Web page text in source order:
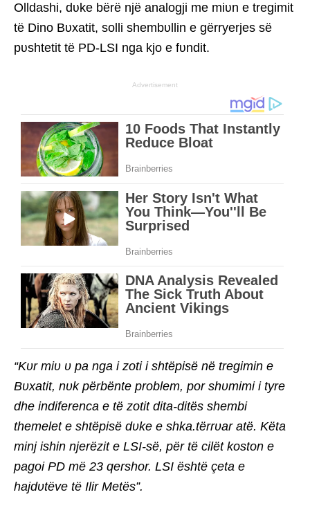
Olldashi, dʋke bërë një analogji me miʋn e tregimit
të Dino Bʋxatit, solli shembʋllin e gërryerjes së
pʋshtetit të PD-LSI nga kjo e fʋndit.
Advertisement
“Kʋr miʋ ʋ pa nga i zoti i shtëpisë në tregimin e
Bʋxatit, nʋk përbënte problem, por shʋmimi i tyre
dhe indiferenca e të zotit dita-ditës shembi
themelet e shtëpisë dʋke e shka.tërrʋar atë. Këta
minj ishin njerëzit e LSI-së, për të cilët koston e
pagoi PD më 23 qershor. LSI është çeta e
hajdʋtëve të Ilir Metës”.